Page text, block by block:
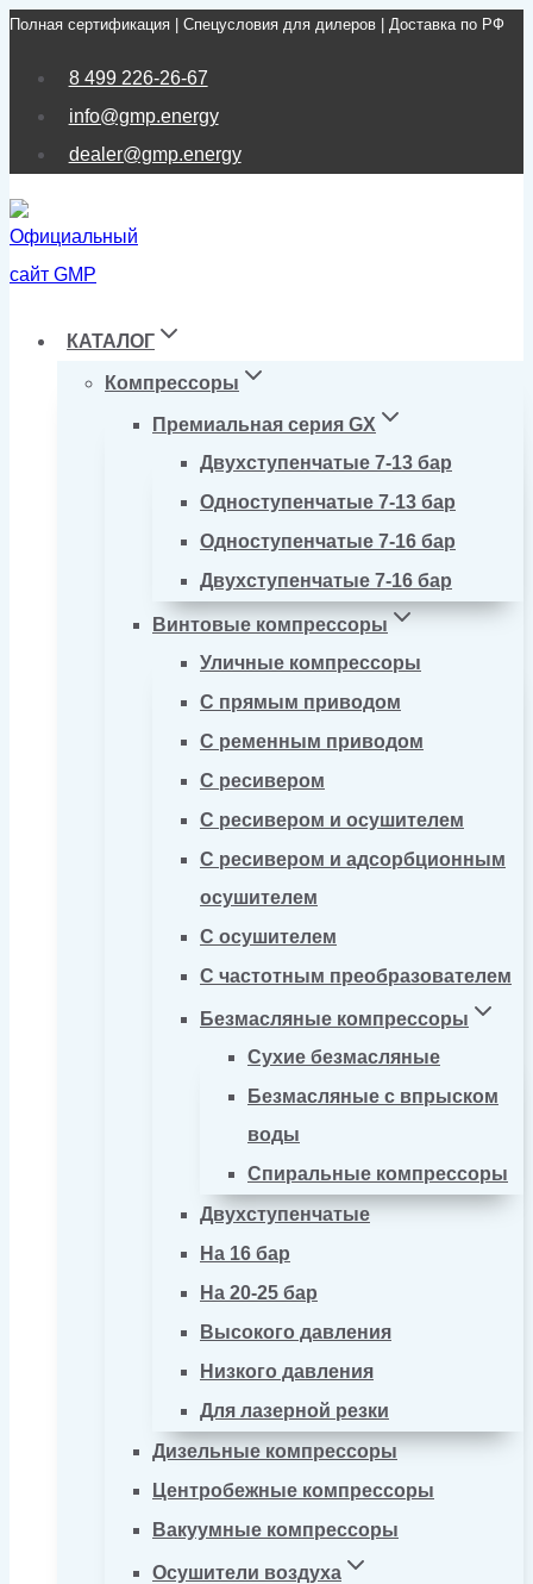
Перейти
Полная сертификация | Спецусловия для дилеров | Доставка по РФ
8 499 226-26-67
info@gmp.energy
dealer@gmp.energy
КАТАЛОГ
Компрессоры
Премиальная серия GX
Двухступенчатые 7-13 бар
Одноступенчатые 7-13 бар
Одноступенчатые 7-16 бар
Двухступенчатые 7-16 бар
Винтовые компрессоры
Уличные компрессоры
С прямым приводом
С ременным приводом
С ресивером
С ресивером и осушителем
С ресивером и адсорбционным
осушителем
С осушителем
С частотным преобразователем
Безмасляные компрессоры
Сухие безмасляные
Безмасляные с впрыском
воды
Спиральные компрессоры
Двухступенчатые
На 16 бар
На 20-25 бар
Высокого давления
Низкого давления
Для лазерной резки
Дизельные компрессоры
Центробежные компрессоры
Вакуумные компрессоры
Осушители воздуха